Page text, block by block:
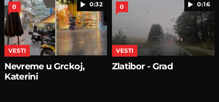
0:32
0
VESTI
Nevreme u Grckoj,
Katerini
0:16
0
VESTI
Zlatibor - Grad